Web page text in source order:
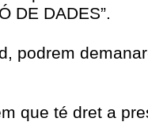
DE DADES”.
podrem
que té dret a